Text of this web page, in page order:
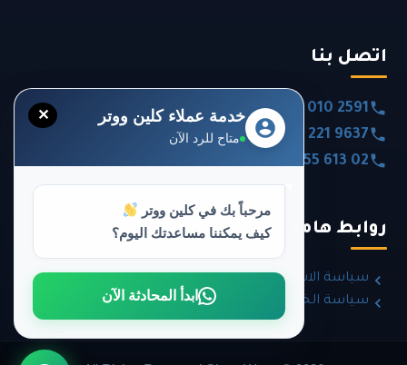
اتصل بنا
0020 101 010 2591
0020 120 221 9637
0020 355 613 02
روابط هامة
سياسة الاسترداد والإرجاع
سياسة الخصوصية
✕ خدمة عملاء كلين ووتر
متاح للرد الآن
مرحباً بك في كلين ووتر
كيف يمكننا مساعدتك اليوم؟
ابدأ المحادثة الآن